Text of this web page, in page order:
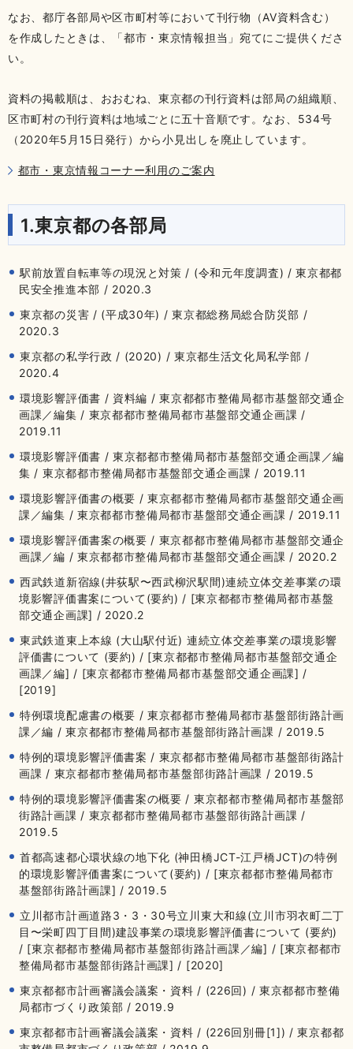
なお、都庁各部局や区市町村等において刊行物（AV資料含む）
を作成したときは、「都市・東京情報担当」宛てにご提供くださ
い。
資料の掲載順は、おおむね、東京都の刊行資料は部局の組織順、
区市町村の刊行資料は地域ごとに五十音順です。なお、534号
（2020年5月15日発行）から小見出しを廃止しています。
都市・東京情報コーナー利用のご案内
1.東京都の各部局
駅前放置自転車等の現況と対策 / (令和元年度調査) / 東京都都
民安全推進本部 / 2020.3
東京都の災害 / (平成30年) / 東京都総務局総合防災部 /
2020.3
東京都の私学行政 / (2020) / 東京都生活文化局私学部 /
2020.4
環境影響評価書 / 資料編 / 東京都都市整備局都市基盤部交通企
画課／編集 / 東京都都市整備局都市基盤部交通企画課 /
2019.11
環境影響評価書 / 東京都都市整備局都市基盤部交通企画課／編
集 / 東京都都市整備局都市基盤部交通企画課 / 2019.11
環境影響評価書の概要 / 東京都都市整備局都市基盤部交通企画
課／編集 / 東京都都市整備局都市基盤部交通企画課 / 2019.11
環境影響評価書案の概要 / 東京都都市整備局都市基盤部交通企
画課／編 / 東京都都市整備局都市基盤部交通企画課 / 2020.2
西武鉄道新宿線(井荻駅〜西武柳沢駅間)連続立体交差事業の環
境影響評価書案について(要約) / [東京都都市整備局都市基盤
部交通企画課] / 2020.2
東武鉄道東上本線 (大山駅付近) 連続立体交差事業の環境影響
評価書について (要約) / [東京都都市整備局都市基盤部交通企
画課／編] / [東京都都市整備局都市基盤部交通企画課] /
[2019]
特例環境配慮書の概要 / 東京都都市整備局都市基盤部街路計画
課／編 / 東京都都市整備局都市基盤部街路計画課 / 2019.5
特例的環境影響評価書案 / 東京都都市整備局都市基盤部街路計
画課 / 東京都都市整備局都市基盤部街路計画課 / 2019.5
特例的環境影響評価書案の概要 / 東京都都市整備局都市基盤部
街路計画課 / 東京都都市整備局都市基盤部街路計画課 /
2019.5
首都高速都心環状線の地下化 (神田橋JCT-江戸橋JCT)の特例
的環境影響評価書案について(要約) / [東京都都市整備局都市
基盤部街路計画課] / 2019.5
立川都市計画道路3・3・30号立川東大和線(立川市羽衣町二丁
目〜栄町四丁目間)建設事業の環境影響評価書について (要約)
/ [東京都都市整備局都市基盤部街路計画課／編] / [東京都都市
整備局都市基盤部街路計画課] / [2020]
東京都都市計画審議会議案・資料 / (226回) / 東京都都市整備
局都市づくり政策部 / 2019.9
東京都都市計画審議会議案・資料 / (226回別冊[1]) / 東京都都